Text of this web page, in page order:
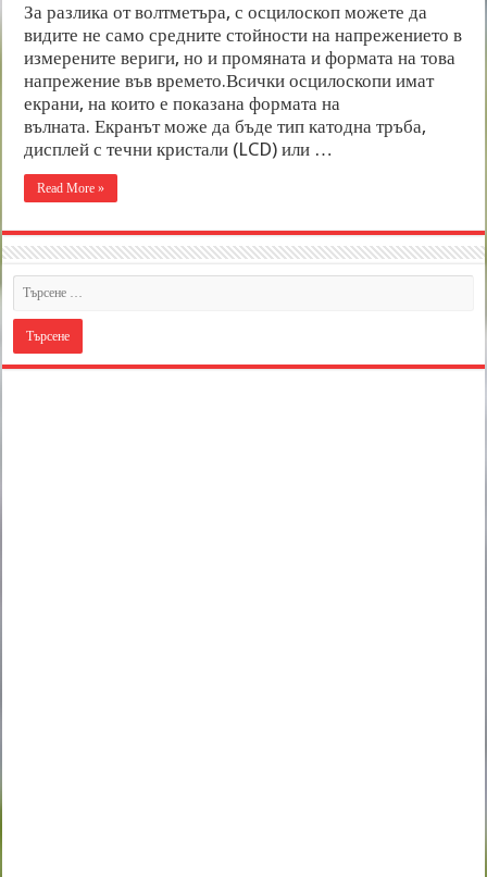
За разлика от волтметъра, с осцилоскоп можете да
видите не само средните стойности на напрежението в
измерените вериги, но и промяната и формата на това
напрежение във времето.Всички осцилоскопи имат
екрани, на които е показана формата на
вълната. Екранът може да бъде тип катодна тръба,
дисплей с течни кристали (LCD) или …
Read More »